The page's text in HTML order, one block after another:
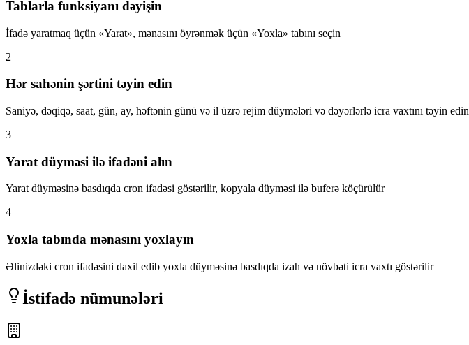
Tablarla funksiyanı dəyişin
İfadə yaratmaq üçün «Yarat», mənasını öyrənmək üçün «Yoxla» tabını seçin
2
Hər sahənin şərtini təyin edin
Saniyə, dəqiqə, saat, gün, ay, həftənin günü və il üzrə rejim düymələri və dəyərlərlə icra vaxtını təyin edin
3
Yarat düyməsi ilə ifadəni alın
Yarat düyməsinə basdıqda cron ifadəsi göstərilir, kopyala düyməsi ilə buferə köçürülür
4
Yoxla tabında mənasını yoxlayın
Əlinizdəki cron ifadəsini daxil edib yoxla düyməsinə basdıqda izah və növbəti icra vaxtı göstərilir
İstifadə nümunələri